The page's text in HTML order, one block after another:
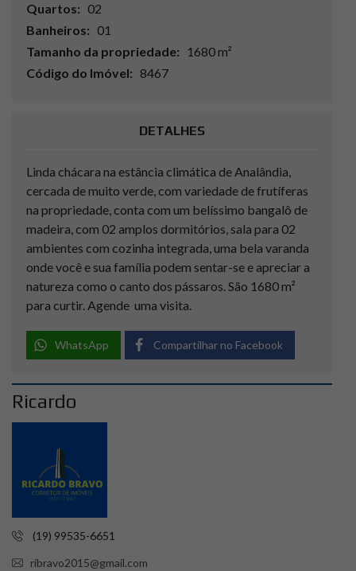
Quartos: 02
Banheiros: 01
Tamanho da propriedade: 1680 m²
Código do Imóvel: 8467
DETALHES
Linda chácara na estância climática de Analândia,
cercada de muito verde, com variedade de frutíferas
na propriedade, conta com um belíssimo bangalô de
madeira, com 02 amplos dormitórios, sala para 02
ambientes com cozinha integrada, uma bela varanda
onde você e sua família podem sentar-se e apreciar a
natureza como o canto dos pássaros. São 1680 m²
para curtir. Agende uma visita.
WhatsApp Compartilhar no Facebook
Ricardo
(19) 99535-6651
ribravo2015@gmail.com